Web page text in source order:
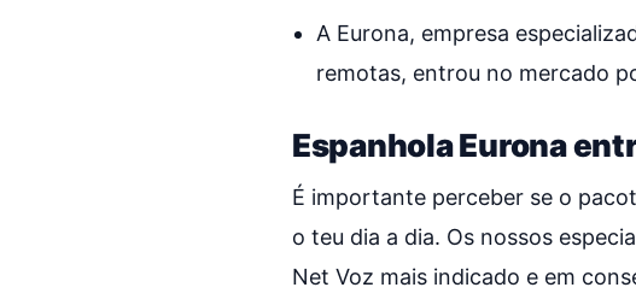
A Eurona, empresa
remotas, entrou no mercado
Espanhola Eurona
É importante perceber se o
o teu dia a dia. Os nossos
Net Voz mais indicado e em